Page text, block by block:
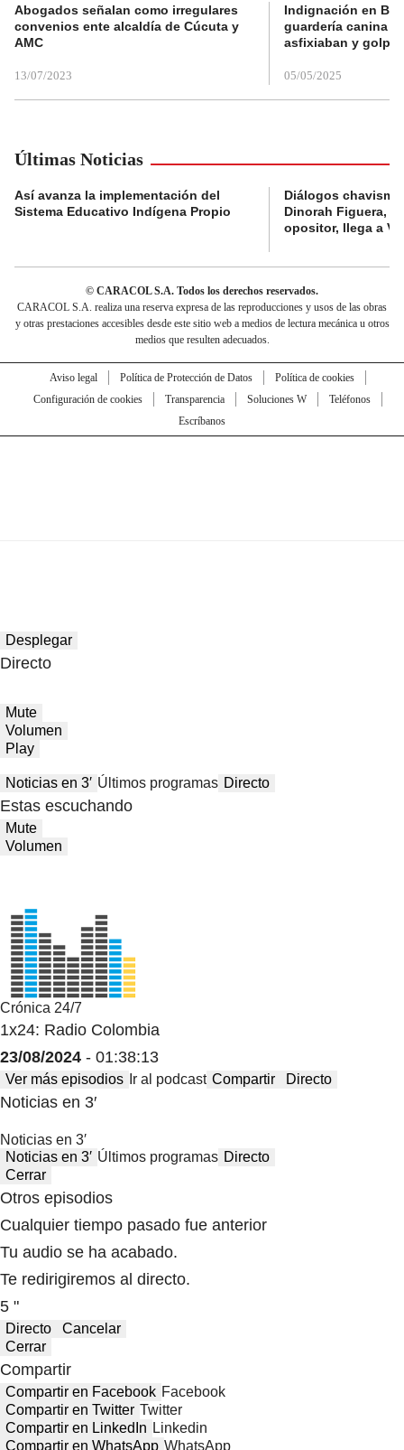
Abogados señalan como irregulares
convenios ente alcaldía de Cúcuta y
AMC
13/07/2023
Indignación en
guardería canina
asfixiaban y
05/05/2025
Últimas Noticias
Así avanza la implementación del
Sistema Educativo Indígena Propio
Diálogos
Dinorah Figuera,
opositor, llega a
© CARACOL S.A. Todos los derechos reservados.
CARACOL S.A. realiza una reserva expresa de las reproducciones y usos de las obras
y otras prestaciones accesibles desde este sitio web a medios de lectura mecánica u otros
medios que resulten adecuados.
Aviso legal Política de Protección de Datos
Política de cookies
Configuración de cookies
Transparencia Soluciones W
Teléfonos
Escríbanos
Desplegar
Directo
Mute
Volumen
Play
Noticias en 3′ Últimos programas Directo
Estas escuchando
Mute
Volumen
Crónica 24/7
1x24: Radio Colombia
23/08/2024 - 01:38:13
Ver más episodios Ir al podcast Compartir Directo
Noticias en 3′
Noticias en 3′
Noticias en 3′ Últimos programas Directo
Cerrar
Otros episodios
Cualquier tiempo pasado fue anterior
Tu audio se ha acabado.
Te redirigiremos al directo.
5 "
Directo
Cancelar
Cerrar
Compartir
Compartir en Facebook Facebook
Compartir en Twitter Twitter
Compartir en LinkedIn Linkedin
Compartir en WhatsApp WhatsApp